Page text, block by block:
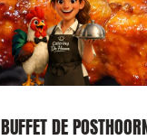
BUFFET DE